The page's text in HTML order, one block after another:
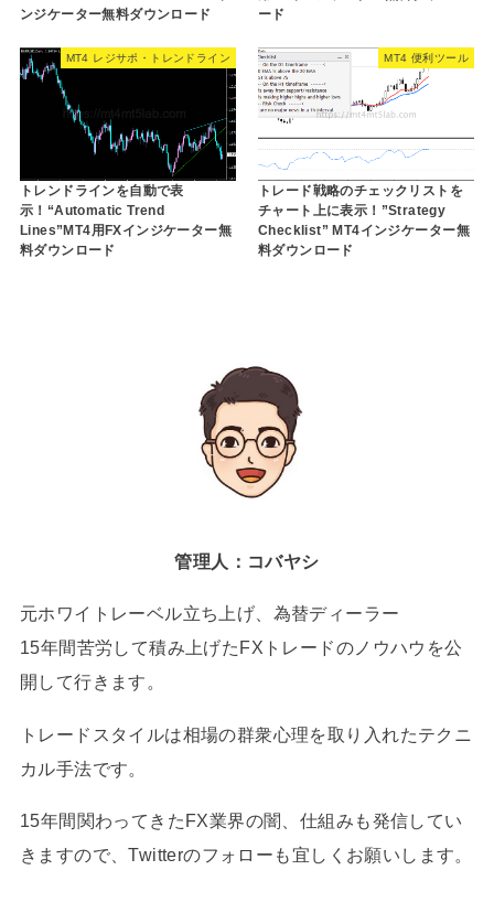
ンジケーター無料ダウンロード
ード
MT4 レジサポ・トレンドライン
トレンドラインを自動で表
示！“Automatic Trend
Lines”MT4用FXインジケーター無
料ダウンロード
MT4 便利ツール
トレード戦略のチェックリストを
チャート上に表示！”Strategy
Checklist” MT4インジケーター無
料ダウンロード
管理人：コバヤシ
元ホワイトレーベル立ち上げ、為替ディーラー
15年間苦労して積み上げたFXトレードのノウハウを公
開して行きます。
トレードスタイルは相場の群衆心理を取り入れたテクニ
カル手法です。
15年間関わってきたFX業界の闇、仕組みも発信してい
きますので、Twitterのフォローも宜しくお願いします。